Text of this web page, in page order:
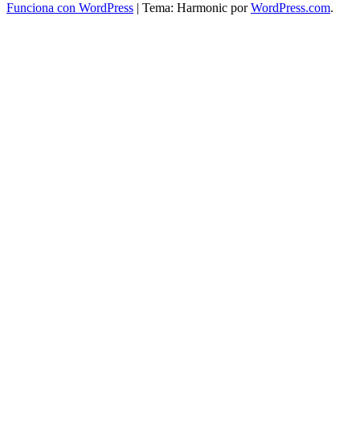
Funciona con WordPress | Tema: Harmonic porWordPress.com.